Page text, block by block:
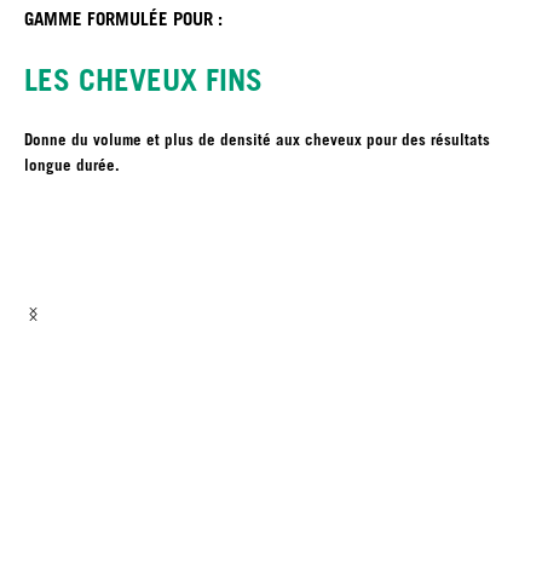
GAMME FORMULÉE POUR :
LES CHEVEUX FINS
Donne du volume et plus de densité aux cheveux pour des résultats
longue durée.